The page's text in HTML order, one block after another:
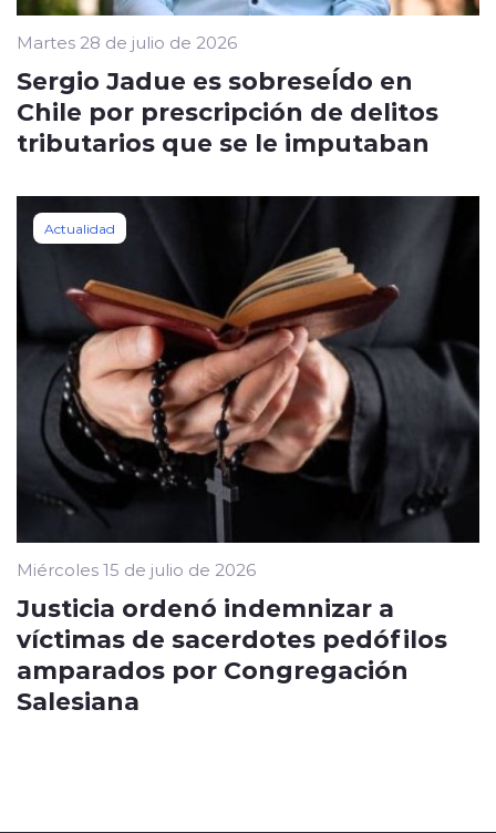
Martes 28 de julio de 2026
Sergio Jadue es sobreseÍdo en
Chile por prescripción de delitos
tributarios que se le imputaban
Actualidad
Miércoles 15 de julio de 2026
Justicia ordenó indemnizar a
víctimas de sacerdotes pedófilos
amparados por Congregación
Salesiana